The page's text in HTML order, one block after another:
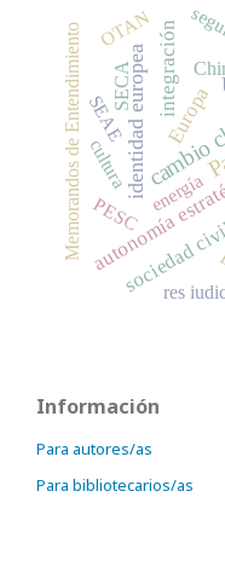
identidad europea
autonomía
Europa
integración
sociedad
cultura
PESC energía
Memorandos de Entendimiento
res
OTAN
SEAE
SECA
Información
Para autores/as
Para bibliotecarios/as